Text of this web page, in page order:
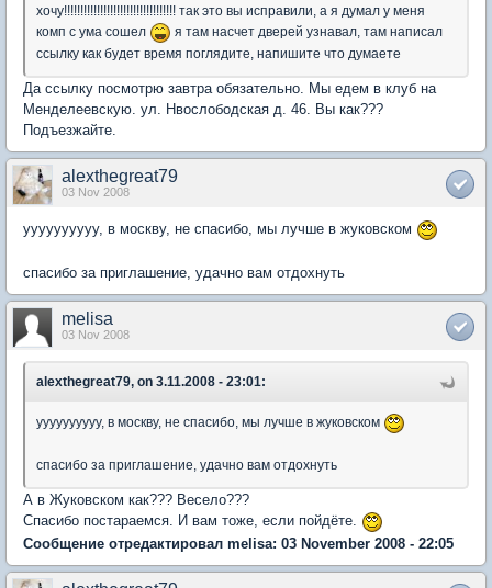
хочу!!!!!!!!!!!!!!!!!!!!!!!!!!!!!!!!!! так это вы исправили, а я думал у меня
комп с ума сошел
я там насчет дверей узнавал, там написал
ссылку как будет время поглядите, напишите что думаете
Да ссылку посмотрю завтра обязательно. Мы едем в клуб на
Менделеевскую. ул. Нвослободская д. 46. Вы как???
Подъезжайте.
alexthegreat79
03 Nov 2008
уууууууууу, в москву, не спасибо, мы лучше в жуковском
спасибо за приглашение, удачно вам отдохнуть
melisa
03 Nov 2008
alexthegreat79, on 3.11.2008 - 23:01:
уууууууууу, в москву, не спасибо, мы лучше в жуковском
спасибо за приглашение, удачно вам отдохнуть
А в Жуковском как??? Весело???
Спасибо постараемся. И вам тоже, если пойдёте.
Сообщение отредактировал melisa: 03 November 2008 - 22:05